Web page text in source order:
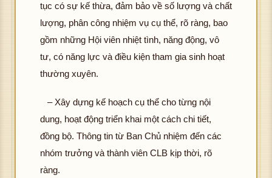
tục có sự kế thừa, đảm bảo về số lượng và chất
lượng, phân công nhiệm vụ cụ thể, rõ ràng, bao
gồm những Hội viên nhiệt tình, năng động, vô
tư, có năng lực và điều kiện tham gia sinh hoạt
thường xuyên.
– Xây dựng kế hoạch cụ thể cho từng nội
dung, hoạt động triển khai một cách chi tiết,
đồng bộ. Thông tin từ Ban Chủ nhiệm đến các
nhóm trưởng và thành viên CLB kịp thời, rõ
ràng.